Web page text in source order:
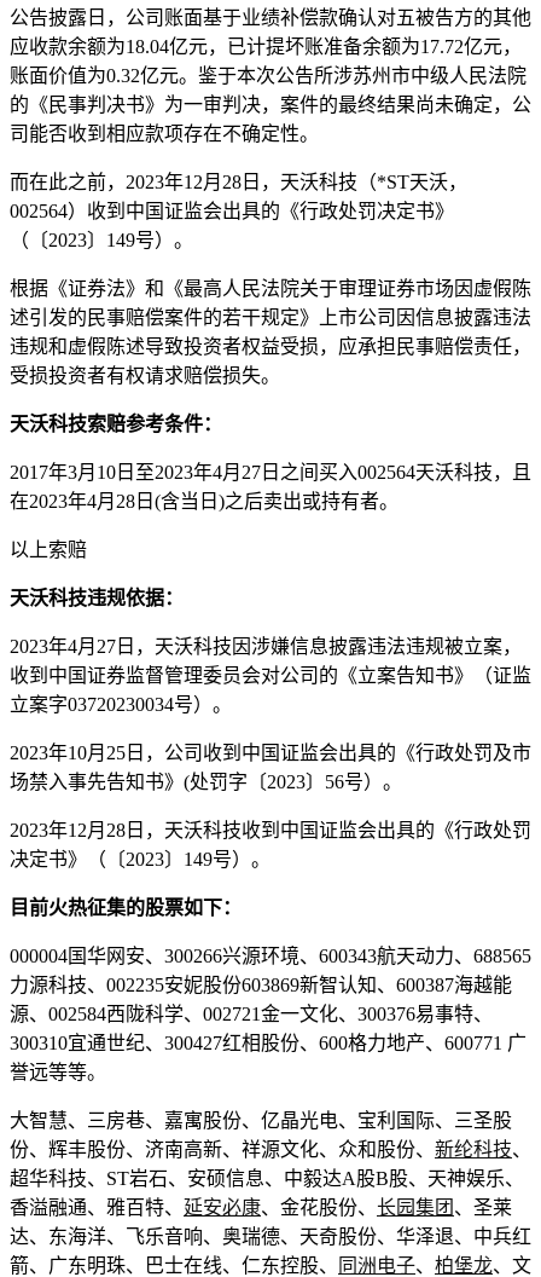
公告披露日，公司账面基于业绩补偿款确认对五被告方的其他
应收款余额为18.04亿元，已计提坏账准备余额为17.72亿元，
账面价值为0.32亿元。鉴于本次公告所涉苏州市中级人民法院
的《民事判决书》为一审判决，案件的最终结果尚未确定，公
司能否收到相应款项存在不确定性。
而在此之前，2023年12月28日，天沃科技（*ST天沃，
002564）收到中国证监会出具的《行政处罚决定书》
（〔2023〕149号）。
根据《证券法》和《最高人民法院关于审理证券市场因虚假陈
述引发的民事赔偿案件的若干规定》上市公司因信息披露违法
违规和虚假陈述导致投资者权益受损，应承担民事赔偿责任，
受损投资者有权请求赔偿损失。
天沃科技索赔参考条件：
2017年3月10日至2023年4月27日之间买入002564天沃科技，且
在2023年4月28日(含当日)之后卖出或持有者。
以上索赔
天沃科技违规依据：
2023年4月27日，天沃科技因涉嫌信息披露违法违规被立案，
收到中国证券监督管理委员会对公司的《立案告知书》（证监
立案字03720230034号）。
2023年10月25日，公司收到中国证监会出具的《行政处罚及市
场禁入事先告知书》(处罚字〔2023〕56号）。
2023年12月28日，天沃科技收到中国证监会出具的《行政处罚
决定书》（〔2023〕149号）。
目前火热征集的股票如下：
000004国华网安、300266兴源环境、600343航天动力、688565
力源科技、002235安妮股份603869新智认知、600387海越能
源、002584西陇科学、002721金一文化、300376易事特、
300310宜通世纪、300427红相股份、600格力地产、600771 广
誉远等等。
大智慧、三房巷、嘉寓股份、亿晶光电、宝利国际、三圣股
份、辉丰股份、济南高新、祥源文化、众和股份、 新纶科技、
超华科技、ST岩石、安硕信息、中毅达A股B股、天神娱乐、
香溢融通、雅百特、 延安必康、金花股份、 长园集团 、圣莱
达、东海洋、飞乐音响、奥瑞德、天奇股份、华泽退、中兵红
箭、广东明珠、巴士在线、仁东控股、
同洲电子、 柏堡龙、文